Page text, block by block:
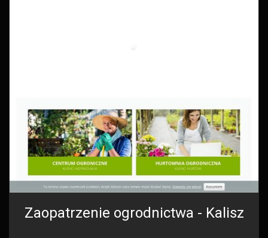
Zaopatrzenie ogrodnictwa - Kalisz